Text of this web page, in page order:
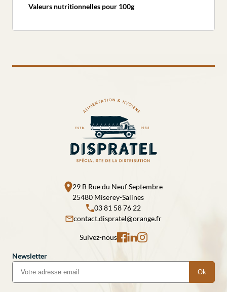
Valeurs nutritionnelles pour 100g
29 B Rue du Neuf Septembre
25480 Miserey-Salines
03 81 58 76 22
contact.dispratel@orange.fr
Suivez-nous
Newsletter
Ok